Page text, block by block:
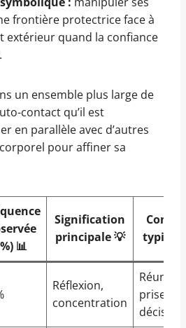
frontière protectrice face à
extérieur quand la confiance
un ensemble plus large de
contact qu’il est
en parallèle avec d’autres
pour affiner sa
📊
Signification
principale 💡
Réflexion,
concentration
prise de
décision